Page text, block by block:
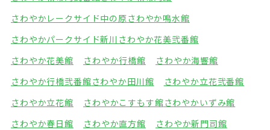
さわやかレークサイド中の原さわやか鳴水館
さわやかパークサイド新川 さわやか花美弐番館
さわやか花美館
さわやか行橋館
さわやか海響館
さわやか行橋弐番館さわやか田川館
さわやか立花弐番館
さわやか立花館
さわやかこすもす館さわやかいずみ館
さわやか春日館
さわやか直方館
さわやか新門司館